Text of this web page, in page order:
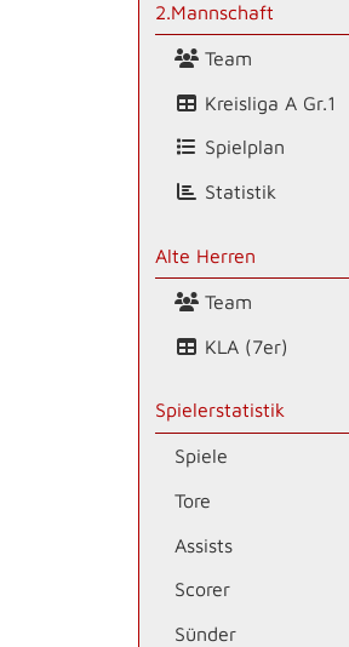
2.Mannschaft
Team
Kreisliga A Gr.1
Spielplan
Statistik
Alte Herren
Team
KLA (7er)
Spielerstatistik
Spiele
Tore
Assists
Scorer
Sünder